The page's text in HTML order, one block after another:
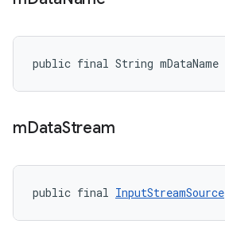
public final String mDataName
mDataStream
public final InputStreamSource